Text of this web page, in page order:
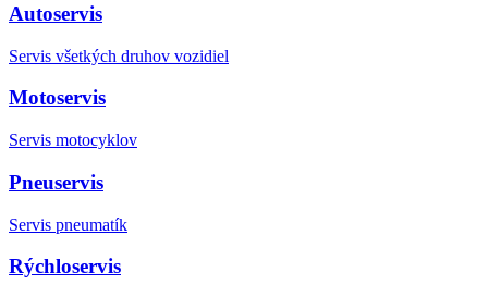
Autoservis
Servis všetkých druhov vozidiel
Motoservis
Servis motocyklov
Pneuservis
Servis pneumatík
Rýchloservis